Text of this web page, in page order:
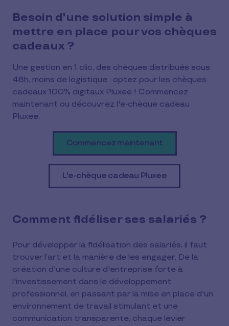
Besoin d'une solution simple à
mettre en place pour vos chèques
cadeaux ?
Une gestion en 1 clic, des chèques distribués sous
48h, moins de logistique : optez pour les chèques
cadeaux 100% digitaux Pluxee ! Commencez
maintenant ou découvrez l'e-chèque cadeau
Pluxee.
Commencez maintenant
L'e-chèque cadeau Pluxee
Comment fidéliser ses salariés ?
Pour développer la fidélisation des salariés, il faut
trouver l’art et la manière de les engager. De la
création d'une culture d'entreprise forte à
l'investissement dans le développement
professionnel, en passant par la mise en place d'un
environnement de travail stimulant et une
communication transparente, chaque levier